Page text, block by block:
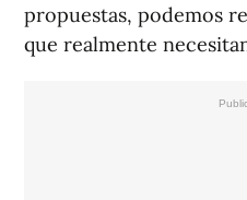
propuestas, podemos
que realmente